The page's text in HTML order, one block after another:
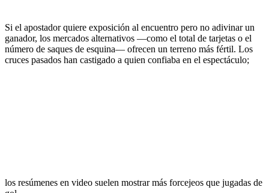
Si el apostador quiere exposición al encuentro pero no adivinar un
ganador, los mercados alternativos —como el total de tarjetas o el
número de saques de esquina— ofrecen un terreno más fértil. Los
cruces pasados han castigado a quien confiaba en el espectáculo;
los resúmenes en video suelen mostrar más forcejeos que jugadas de